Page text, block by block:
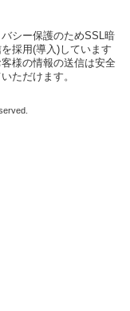
シー保護のためSSL暗
採用(導入)しています
様の情報の送信は安全
ただけます。